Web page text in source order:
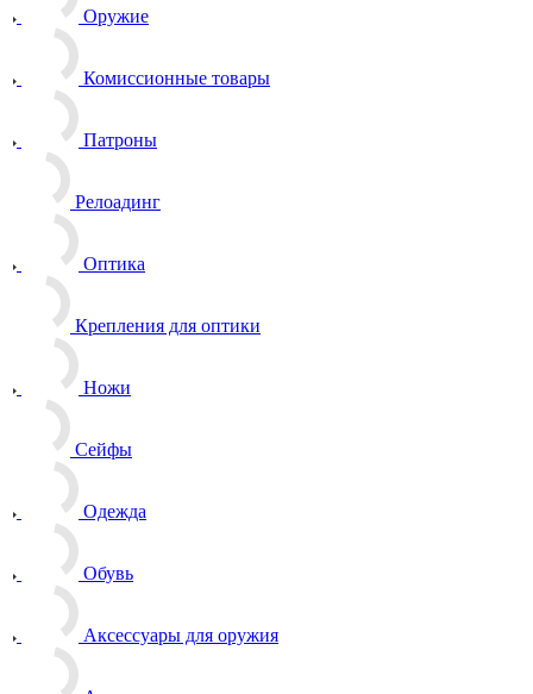
Оружие
Комиссионные товары
Патроны
Релоадинг
Оптика
Крепления для оптики
Ножи
Сейфы
Одежда
Обувь
Аксессуары для оружия